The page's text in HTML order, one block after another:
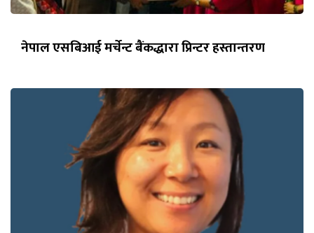
नेपाल एसबिआई मर्चेन्ट बैंकद्धारा प्रिन्टर हस्तान्तरण